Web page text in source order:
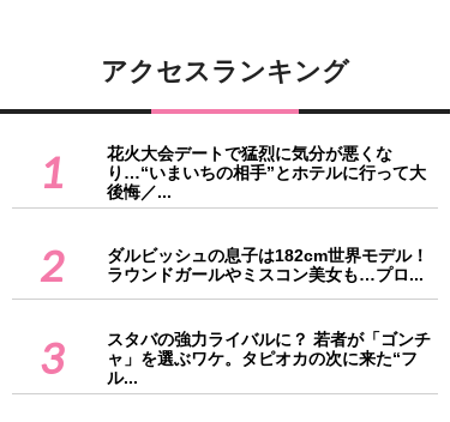
アクセスランキング
1
花火大会デートで猛烈に気分が悪くな
り…“いまいちの相手”とホテルに行って大
後悔／...
2
ダルビッシュの息子は182cm世界モデル！
ラウンドガールやミスコン美女も…プロ...
3
スタバの強力ライバルに？ 若者が「ゴンチ
ャ」を選ぶワケ。タピオカの次に来た“フ
ル...